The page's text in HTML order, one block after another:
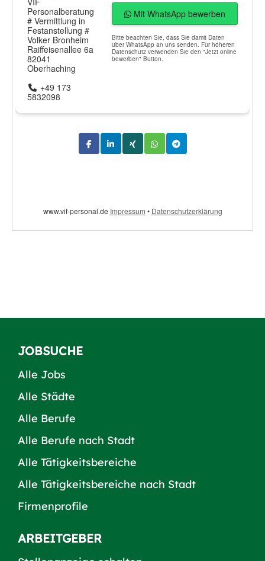
JOBSUCHE
Alle Jobs
Alle Städte
Alle Berufe
Alle Berufe nach Stadt
Alle Tätigkeitsbereiche
Alle Tätigkeitsbereiche nach Stadt
Firmenprofile
ARBEITGEBER